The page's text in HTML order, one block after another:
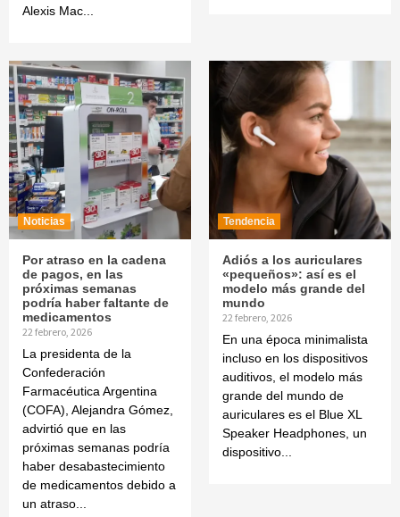
Alexis Mac...
Noticias
Por atraso en la cadena
de pagos, en las
próximas semanas
podría haber faltante de
medicamentos
22 febrero, 2026
La presidenta de la
Confederación
Farmacéutica Argentina
(COFA), Alejandra Gómez,
advirtió que en las
próximas semanas podría
haber desabastecimiento
de medicamentos debido a
un atraso...
Tendencia
Adiós a los auriculares
«pequeños»: así es el
modelo más grande del
mundo
22 febrero, 2026
En una época minimalista
incluso en los dispositivos
auditivos, el modelo más
grande del mundo de
auriculares es el Blue XL
Speaker Headphones, un
dispositivo...